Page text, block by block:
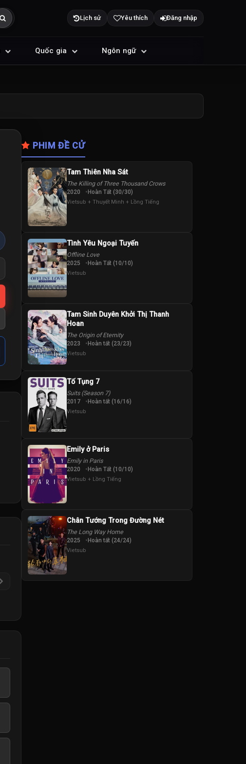
Lịch sử Yêu thích Đăng nhập
Quốc gia Ngôn ngữ
PHIM ĐỀ CỬ
Tam Thiên Nha Sát
The Killing of Three Thousand Crows
2020 Hoàn Tất (30/30)
Vietsub + Thuyết Minh + Lồng Tiếng
Tình Yêu Ngoại Tuyến
Offline Love
2025 Hoàn Tất (10/10)
Vietsub
Tam Sinh Duyên Khởi Thị Thanh
Hoan
The Origin of Eternity
2023 Hoàn tất (23/23)
Vietsub
Tố Tụng 7
Suits (Season 7)
2017 Hoàn tất (16/16)
Vietsub
Emily ở Paris
Emily in Paris
2020 Hoàn Tất (10/10)
Vietsub + Lồng Tiếng
Chân Tướng Trong Đường Nét
The Long Way Home
2025 Hoàn tất (24/24)
Vietsub